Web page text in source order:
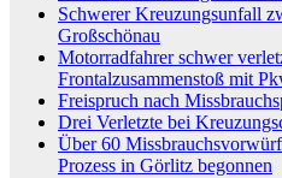
Schwerer Kreuzungsunfall
Großschönau
Motorradfahrer schwer
Frontalzusammenstoß mit
Freispruch nach
Drei Verletzte bei
Über 60
Prozess in Görlitz begonnen